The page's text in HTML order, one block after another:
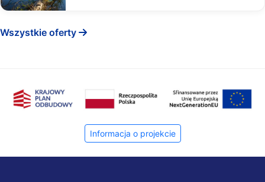
Wszystkie oferty
Informacja o projekcie